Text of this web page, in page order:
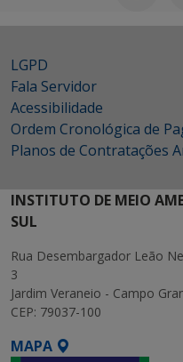
LGPD
Fala Servidor
Acessibilidade
Ordem Cronológica de
Planos de Contratações
INSTITUTO DE MEIO
SUL
Rua Desembargador Leão
3
Jardim Veraneio - Campo
CEP: 79037-100
MAPA